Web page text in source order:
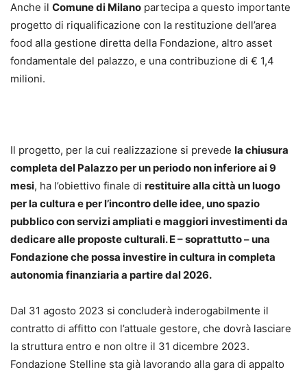
Anche il Comune di Milano partecipa a questo importante
progetto di riqualificazione con la restituzione dell’area
food alla gestione diretta della Fondazione, altro asset
fondamentale del palazzo, e una contribuzione di € 1,4
milioni.
Il progetto, per la cui realizzazione si prevede la chiusura
completa del Palazzo per un periodo non inferiore ai 9
mesi, ha l’obiettivo finale di restituire alla città un luogo
per la cultura e per l’incontro delle idee, uno spazio
pubblico con servizi ampliati e maggiori investimenti da
dedicare alle proposte culturali. E – soprattutto – una
Fondazione che possa investire in cultura in completa
autonomia finanziaria a partire dal 2026.
Dal 31 agosto 2023 si concluderà inderogabilmente il
contratto di affitto con l’attuale gestore, che dovrà lasciare
la struttura entro e non oltre il 31 dicembre 2023.
Fondazione Stelline sta già lavorando alla gara di appalto